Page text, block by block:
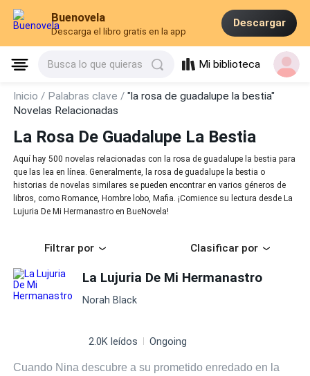
Buenovela
Descarga el libro gratis en la app
Descargar
Busca lo que quieras Mi biblioteca
Inicio / Palabras clave /"la rosa de guadalupe la bestia"
Novelas Relacionadas
La Rosa De Guadalupe La Bestia
Aquí hay 500 novelas relacionadas con la rosa de guadalupe la bestia para
que las lea en línea. Generalmente, la rosa de guadalupe la bestia o
historias de novelas similares se pueden encontrar en varios géneros de
libros, como Romance, Hombre lobo, Mafia. ¡Comience su lectura desde La
Lujuria De Mi Hermanastro en BueNovela!
Filtrar por Clasificar por
La Lujuria De Mi Hermanastro
Norah Black
2.0K leídos Ongoing
Cuando Nina descubre a su prometido enredado en la